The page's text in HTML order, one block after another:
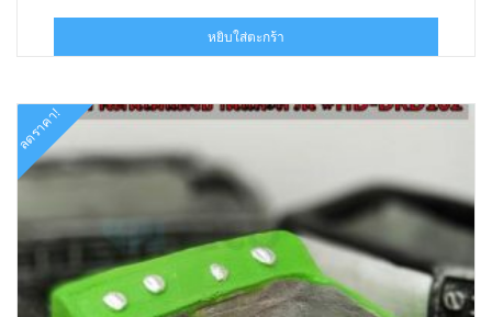
was:
฿55.00.฿22.00.
หยิบใส่ตะกร้า
ลดราคา!